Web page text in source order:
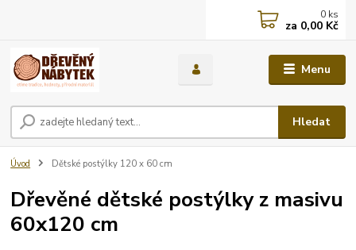
Menu
Hledat
0 ks
za 0,00 Kč
Úvod Dětské postýlky 120 x 60 cm
Dřevěné dětské postýlky z masivu
60x120 cm